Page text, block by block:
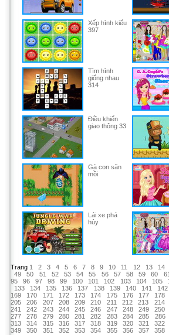
Xếp hình kiểu
397
Tìm hình
giống nhau
314
Điều khiển
giao thông 33
Gà con săn
mồi
Lái xe phá
hủy
Trang 1 2 3 4 5 6 7 8 9 10 11 12 13 14
49
50 51 52 53 54 55 56 57 58 59 60 61
95
96 97 98 99 100 101 102 103 104 105
133
134 135 136 137 138 139 140 141 142
169
170 171 172 173 174 175 176 177 178
205
206 207 208 209 210 211 212 213 214
241
242 243 244 245 246 247 248 249 250
277
278 279 280 281 282 283 284 285 286
313
314 315 316 317 318 319 320 321 322
349
350 351 352 353 354 355 356 357 358